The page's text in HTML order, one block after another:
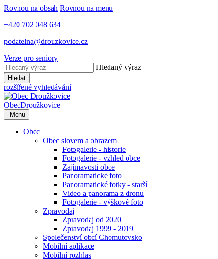
Rovnou na obsah Rovnou na menu
+420 702 048 634
podatelna@drouzkovice.cz
Verze pro seniory
Hledaný výraz
Hledat
rozšířené vyhledávání
ObecDroužkovice
Menu
Obec
Obec slovem a obrazem
Fotogalerie - historie
Fotogalerie - vzhled obce
Zajímavosti obce
Panoramatické foto
Panoramatické fotky - starší
Video a panorama z dronu
Fotogalerie - výškové foto
Zpravodaj
Zpravodaj od 2020
Zpravodaj 1999 - 2019
Společenství obcí Chomutovsko
Mobilní aplikace
Mobilní rozhlas